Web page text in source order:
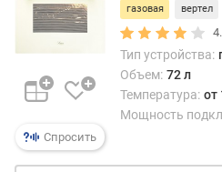
е
м
)
ы
с
Спросить
газовая вертел
Тип устройства:
Объем: 72 л
Температура: от
Мощность